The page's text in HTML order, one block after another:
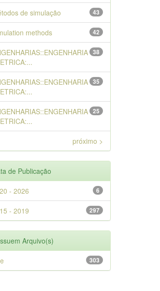
43
de simulação
42
methods
38
35
25
próximo >
de Publicação
6
- 2026
297
- 2019
Arquivo(s)
303